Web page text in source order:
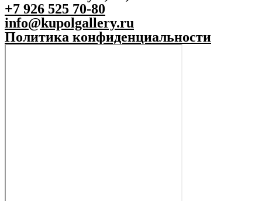
+7 926 525 70-80
info@kupolgallery.ru
Политика конфиденциальности